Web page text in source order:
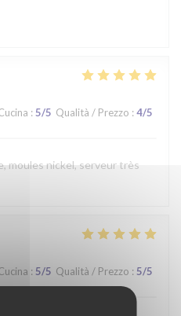
: 5/5 Qualità / Prezzo : 4/5
moules nickel, serveur très
: 5/5 Qualità / Prezzo : 5/5